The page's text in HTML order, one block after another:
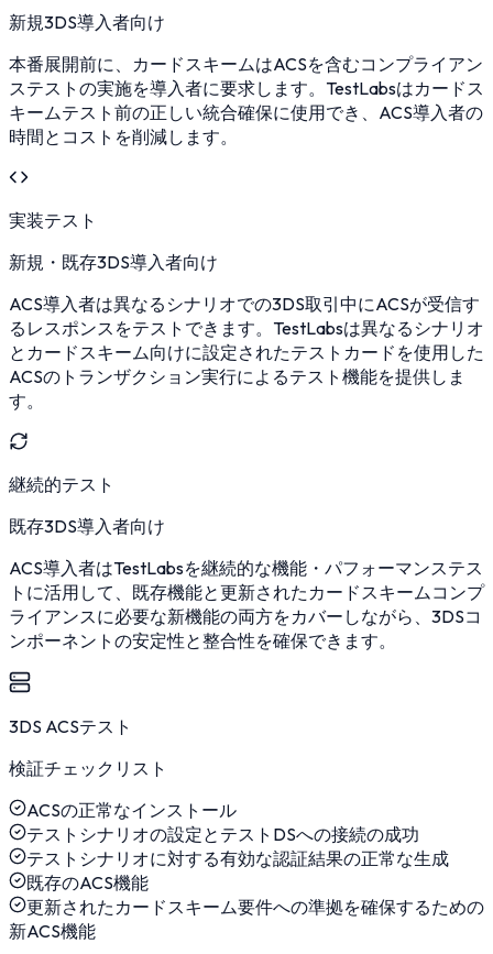
新規3DS導入者向け
本番展開前に、カードスキームはACSを含むコンプライアン
ステストの実施を導入者に要求します。TestLabsはカードス
キームテスト前の正しい統合確保に使用でき、ACS導入者の
時間とコストを削減します。
実装テスト
新規・既存3DS導入者向け
ACS導入者は異なるシナリオでの3DS取引中にACSが受信す
るレスポンスをテストできます。TestLabsは異なるシナリオ
とカードスキーム向けに設定されたテストカードを使用した
ACSのトランザクション実行によるテスト機能を提供しま
す。
継続的テスト
既存3DS導入者向け
ACS導入者はTestLabsを継続的な機能・パフォーマンステス
トに活用して、既存機能と更新されたカードスキームコンプ
ライアンスに必要な新機能の両方をカバーしながら、3DSコ
ンポーネントの安定性と整合性を確保できます。
3DS ACSテスト
検証チェックリスト
ACSの正常なインストール
テストシナリオの設定とテストDSへの接続の成功
テストシナリオに対する有効な認証結果の正常な生成
既存のACS機能
更新されたカードスキーム要件への準拠を確保するための
新ACS機能